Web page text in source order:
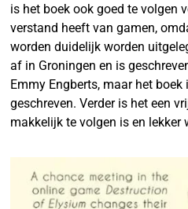
is het boek ook goed te volgen
verstand heeft van gamen,
worden duidelijk worden
af in Groningen en is
Emmy Engberts, maar het boek
geschreven. Verder is het een
makkelijk te volgen is en lekker